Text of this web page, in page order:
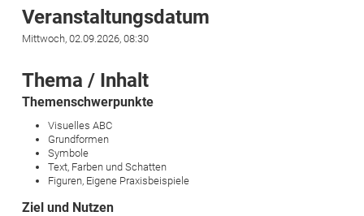
Veranstaltungsdatum
Mittwoch, 02.09.2026, 08:30
Thema / Inhalt
Themenschwerpunkte
Visuelles ABC
Grundformen
Symbole
Text, Farben und Schatten
Figuren, Eigene Praxisbeispiele
Ziel und Nutzen